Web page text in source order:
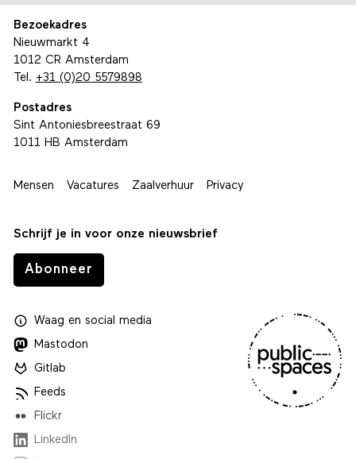
Bezoekadres
Nieuwmarkt 4
1012 CR Amsterdam
Tel. +31 (0)20 5579898
Postadres
Sint Antoniesbreestraat 69
1011 HB Amsterdam
Mensen Vacatures Zaalverhuur Privacy
Schrijf je in voor onze nieuwsbrief
Abonneer
Waagen social media
Mastodon
Gitlab
Feeds
Flickr
LinkedIn